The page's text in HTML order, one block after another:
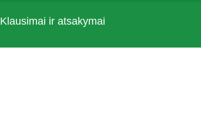
Klausimai ir atsakymai